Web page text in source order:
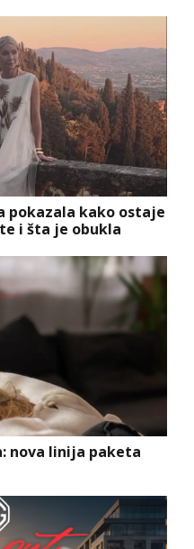
pokazala kako ostaje
i šta je obukla
nova linija paketa